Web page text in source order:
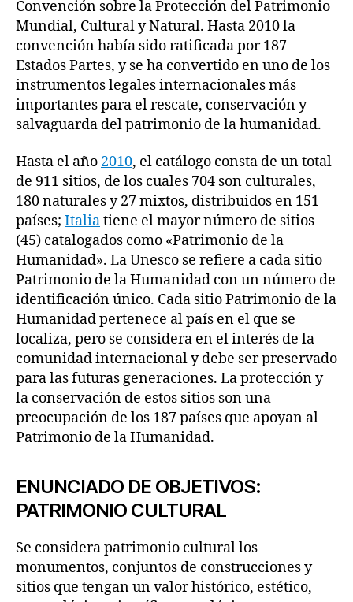
Convención sobre la Protección del Patrimonio
Mundial, Cultural y Natural. Hasta 2010 la
convención había sido ratificada por 187
Estados Partes, y se ha convertido en uno de los
instrumentos legales internacionales más
importantes para el rescate, conservación y
salvaguarda del patrimonio de la humanidad.
Hasta el año 2010, el catálogo consta de un total
de 911 sitios, de los cuales 704 son culturales,
180 naturales y 27 mixtos, distribuidos en 151
países; Italiatiene el mayor número de sitios
(45) catalogados como «Patrimonio de la
Humanidad». La Unesco se refiere a cada sitio
Patrimonio de la Humanidad con un número de
identificación único. Cada sitio Patrimonio de la
Humanidad pertenece al país en el que se
localiza, pero se considera en el interés de la
comunidad internacional y debe ser preservado
para las futuras generaciones. La protección y
la conservación de estos sitios son una
preocupación de los 187 países que apoyan al
Patrimonio de la Humanidad.
ENUNCIADO DE OBJETIVOS:
PATRIMONIO CULTURAL
Se considera patrimonio cultural los
monumentos, conjuntos de construcciones y
sitios que tengan un valor histórico, estético,